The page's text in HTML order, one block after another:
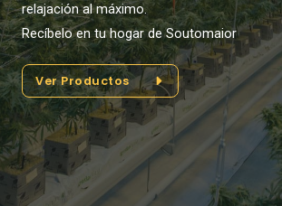
relajación al máximo.
Recíbelo en tu hogar de Soutomaior
Ver Productos